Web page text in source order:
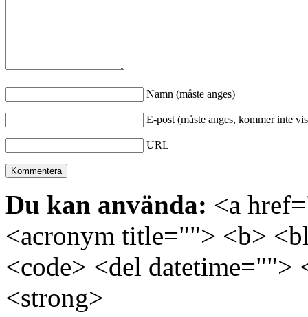
Namn (måste anges)
E-post (måste anges, kommer inte
URL
Du kan använda: <a
<acronym title=""> <b>
<code> <del
<strong>